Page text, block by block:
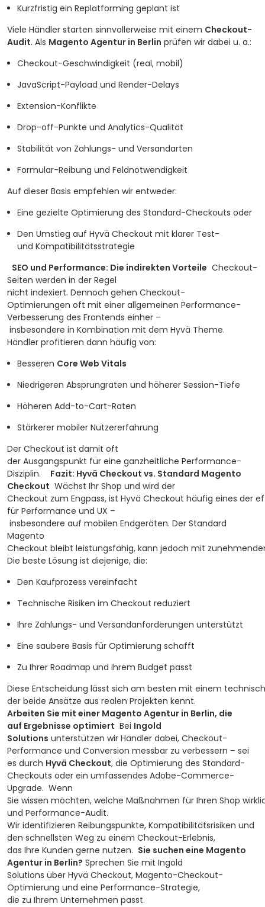
Kurzfristig ein Replatforming geplant ist
Viele Händler starten sinnvollerweise mit einem Checkout-
Audit. Als Magento Agentur in Berlin prüfen wir dabei u. a.:
Checkout-Geschwindigkeit (real, mobil)
JavaScript-Payload und Render-Delays
Extension-Konflikte
Drop-off-Punkte und Analytics-Qualität
Stabilität von Zahlungs- und Versandarten
Formular-Reibung und Feldnotwendigkeit
Auf dieser Basis empfehlen wir entweder:
Eine gezielte Optimierung des Standard-Checkouts oder
Den Umstieg auf Hyvä Checkout mit klarer Test-
und Kompatibilitätsstrategie
SEO und Performance: Die indirekten Vorteile Checkout-
Seiten werden in der Regel
nicht indexiert. Dennoch gehen Checkout-
Optimierungen oft mit einer allgemeinen Performance-
Verbesserung des Frontends einher –
insbesondere in Kombination mit dem Hyvä Theme.
Händler profitieren dann häufig von:
Besseren Core Web Vitals
Niedrigeren Absprungraten und höherer Session-Tiefe
Höheren Add-to-Cart-Raten
Stärkerer mobiler Nutzererfahrung
Der Checkout ist damit oft
der Ausgangspunkt für eine ganzheitliche Performance-
Disziplin.
Fazit: Hyvä Checkout vs. Standard Magento
Checkout Wächst Ihr Shop und wird der
Checkout zum Engpass, ist Hyvä Checkout häufig eines der
für Performance und UX –
insbesondere auf mobilen Endgeräten. Der Standard
Magento
Checkout bleibt leistungsfähig, kann jedoch mit
Die beste Lösung ist diejenige, die:
Den Kaufprozess vereinfacht
Technische Risiken im Checkout reduziert
Ihre Zahlungs- und Versandanforderungen unterstützt
Eine saubere Basis für Optimierung schafft
Zu Ihrer Roadmap und Ihrem Budget passt
Diese Entscheidung lässt sich am besten mit einem
der beide Ansätze aus realen Projekten kennt.
Arbeiten Sie mit einer Magento Agentur in Berlin, die
auf Ergebnisse optimiert Bei Ingold
Solutions unterstützen wir Händler dabei, Checkout-
Performance und Conversion messbar zu verbessern – sei
es durch Hyvä Checkout, die Optimierung des Standard-
Checkouts oder ein umfassendes Adobe-Commerce-
Upgrade. Wenn
Sie wissen möchten, welche Maßnahmen für Ihren Shop
und Performance-Audit.
Wir identifizieren Reibungspunkte, Kompatibilitätsrisiken und
den schnellsten Weg zu einem Checkout-Erlebnis,
das Ihre Kunden gerne nutzen. Sie suchen eine Magento
Agentur in Berlin? Sprechen Sie mit Ingold
Solutions über Hyvä Checkout, Magento-Checkout-
Optimierung und eine Performance-Strategie,
die zu Ihrem Unternehmen passt.